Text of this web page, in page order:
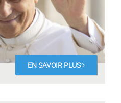
EN SAVOIR PLUS